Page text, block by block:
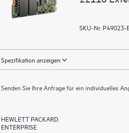
SKU-Nr. P49023-
Spezifikation anzeigen
Senden Sie Ihre Anfrage für ein individuelles
HEWLETT PACKARD
ENTERPRISE